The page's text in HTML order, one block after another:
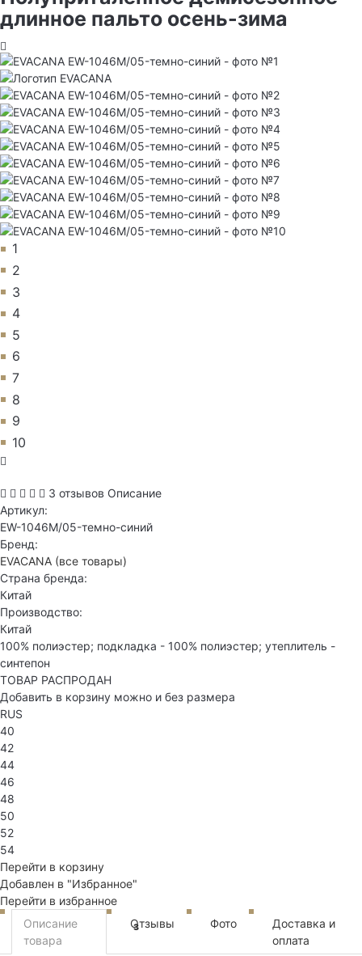
длинное пальто осень-зима
1
2
3
4
5
6
7
8
9
10
3 отзывов Описание
Артикул:
EW-1046M/05-темно-синий
Бренд:
EVACANA (все товары)
Страна бренда:
Китай
Производство:
Китай
100% полиэстер; подкладка - 100% полиэстер; утеплитель -
синтепон
ТОВАР РАСПРОДАН
Добавить в корзину можно и без размера
RUS
40
42
44
46
48
50
52
54
Перейти в корзину
Добавлен в "Избранное"
Перейти в избранное
Описание
товара
Отзывы
3 Фото
Доставка и
оплата